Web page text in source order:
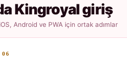
Kingroyal giriş
Android ve PWA için ortak adımlar